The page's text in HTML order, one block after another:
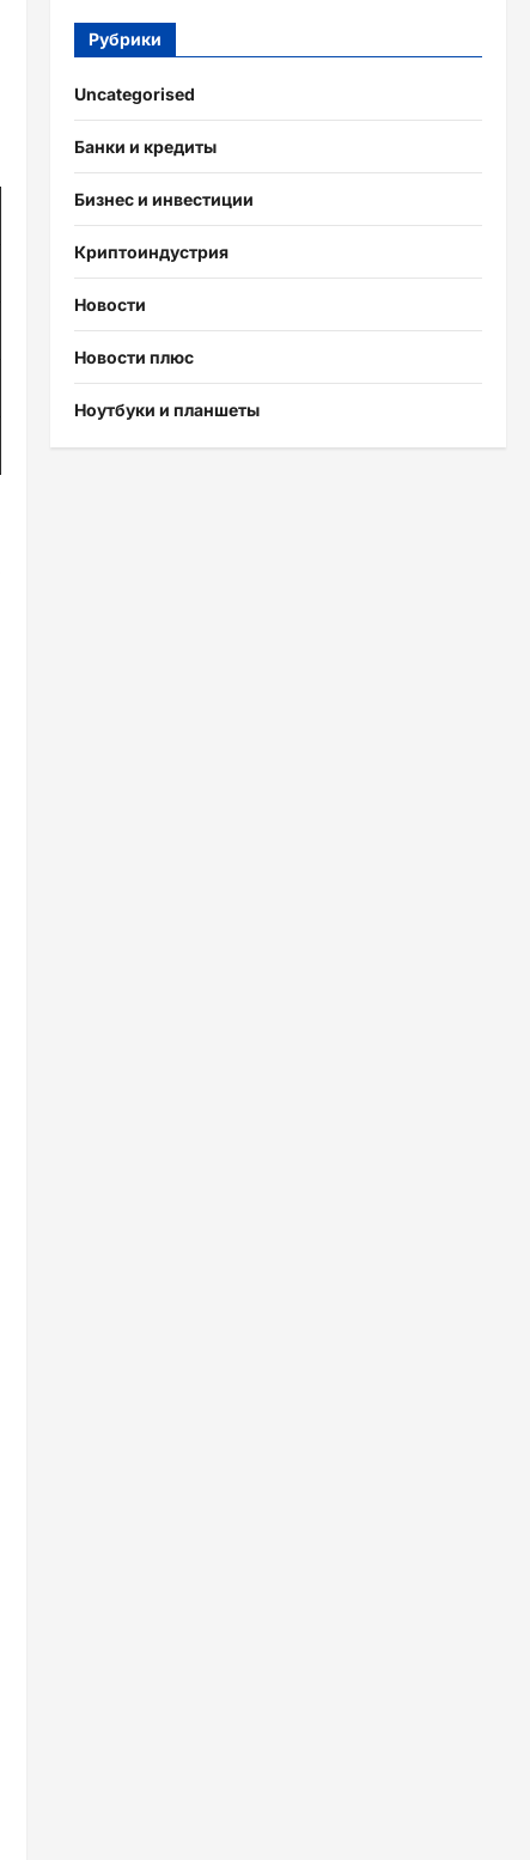
Рубрики
Uncategorised
Банки и кредиты
Бизнес и инвестиции
Криптоиндустрия
Новости
Новости плюс
Ноутбуки и планшеты